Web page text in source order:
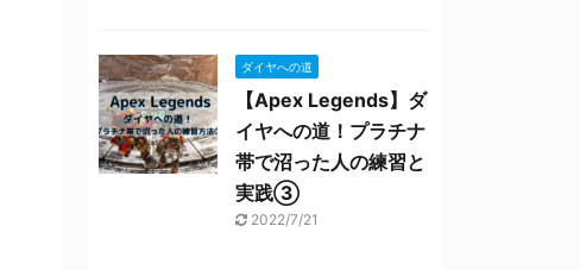
ダイヤへの道
【Apex Legends】ダ
イヤへの道！プラチナ
帯で沼った人の練習と
実践③
2022/7/21